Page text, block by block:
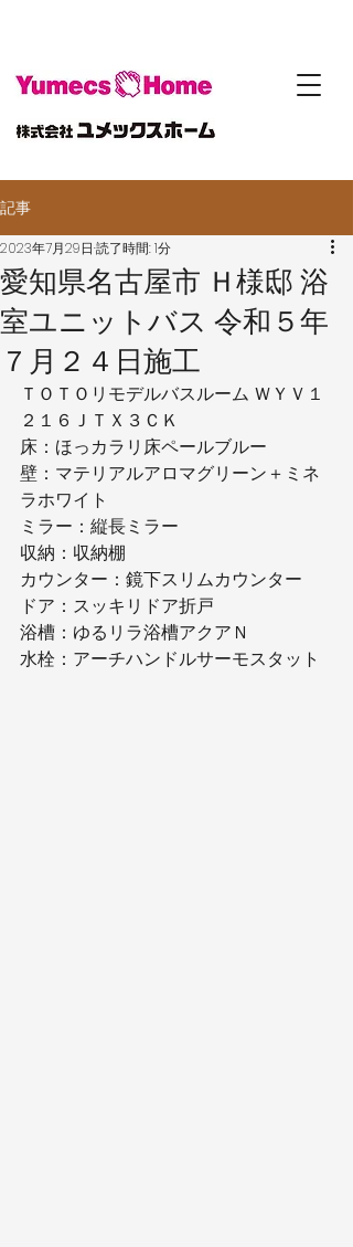
記事
愛知県名古屋市 Ｈ様邸 浴
室ユニットバス 令和５年
７月２４日施工
2023年7月29日 読了時間: 1分
ＴＯＴＯリモデルバスルーム ＷＹＶ１
２１６ＪＴＸ３ＣＫ
床：ほっカラリ床ペールブルー
壁：マテリアルアロマグリーン＋ミネ
ラホワイト
ミラー：縦長ミラー
収納：収納棚
カウンター：鏡下スリムカウンター
ドア：スッキリドア折戸
浴槽：ゆるリラ浴槽アクアＮ
水栓：アーチハンドルサーモスタット